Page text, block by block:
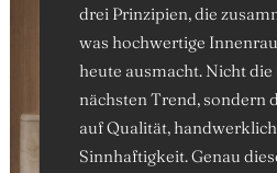
drei Prinzipien, die
was hochwertige
heute ausmacht. Nicht die
nächsten Trend, sondern
auf Qualität,
Sinnhaftigkeit. Genau